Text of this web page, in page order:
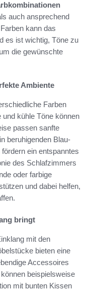
auch ansprechend
kann das
es ist wichtig, Töne zu
die gewünschte
Ambiente
Farben
kühle Töne können
passen sanfte
beruhigenden Blau-
ein entspanntes
des Schlafzimmers
oder farbige
und dabei helfen,
bringt
mit den
bieten eine
Accessoires
beispielsweise
mit bunten Kissen